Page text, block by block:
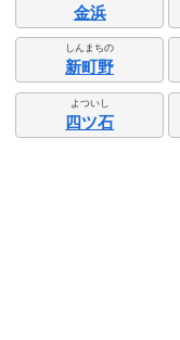
金浜
しんまちの
新町野
よついし
四ツ石